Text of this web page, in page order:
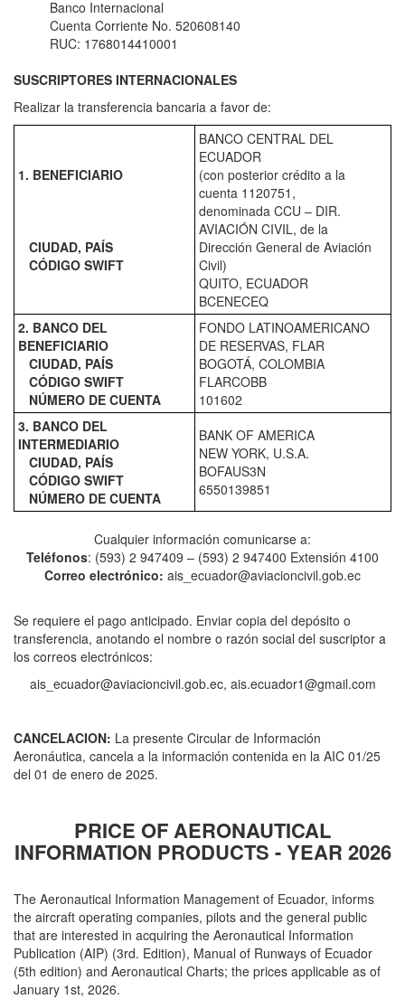
Banco Internacional
Cuenta Corriente No. 520608140
RUC: 1768014410001
SUSCRIPTORES INTERNACIONALES
Realizar la transferencia bancaria a favor de:
1. BENEFICIARIO
CIUDAD, PAÍS
CÓDIGO SWIFT
BANCO CENTRAL DEL
ECUADOR
(con posterior crédito a la
cuenta 1120751,
denominada CCU – DIR.
AVIACIÓN CIVIL, de la
Dirección General de Aviación
Civil)
QUITO, ECUADOR
BCENECEQ
2. BANCO DEL
BENEFICIARIO
CIUDAD, PAÍS
CÓDIGO SWIFT
NÚMERO DE CUENTA
FONDO LATINOAMERICANO
DE RESERVAS, FLAR
BOGOTÁ, COLOMBIA
FLARCOBB
101602
3. BANCO DEL
INTERMEDIARIO
CIUDAD, PAÍS
CÓDIGO SWIFT
NÚMERO DE CUENTA
BANK OF AMERICA
NEW YORK, U.S.A.
BOFAUS3N
6550139851
Cualquier información comunicarse a:
Teléfonos: (593) 2 947409 – (593) 2 947400 Extensión 4100
Correo electrónico: ais_ecuador@aviacioncivil.gob.ec
Se requiere el pago anticipado. Enviar copia del depósito o
transferencia, anotando el nombre o razón social del suscriptor a
los correos electrónicos:
ais_ecuador@aviacioncivil.gob.ec, ais.ecuador1@gmail.com
CANCELACION: La presente Circular de Información
Aeronáutica, cancela a la información contenida en la AIC 01/25
del 01 de enero de 2025.
PRICE OF AERONAUTICAL
INFORMATION PRODUCTS - YEAR 2026
The Aeronautical Information Management of Ecuador, informs
the aircraft operating companies, pilots and the general public
that are interested in acquiring the Aeronautical Information
Publication (AIP) (3rd. Edition), Manual of Runways of Ecuador
(5th edition) and Aeronautical Charts; the prices applicable as of
January 1st, 2026.